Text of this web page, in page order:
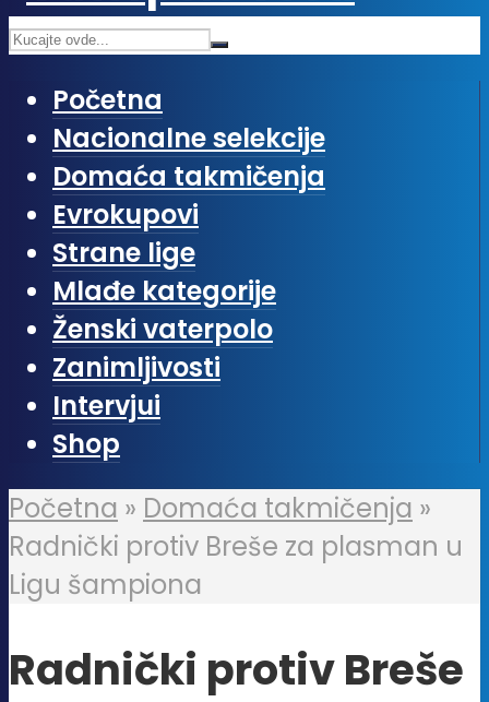
Početna
Nacionalne selekcije
Domaća takmičenja
Evrokupovi
Strane lige
Mlađe kategorije
Ženski vaterpolo
Zanimljivosti
Intervjui
Shop
Početna » Domaća takmičenja »
Radnički protiv Breše za plasman u
Ligu šampiona
Radnički protiv Breše